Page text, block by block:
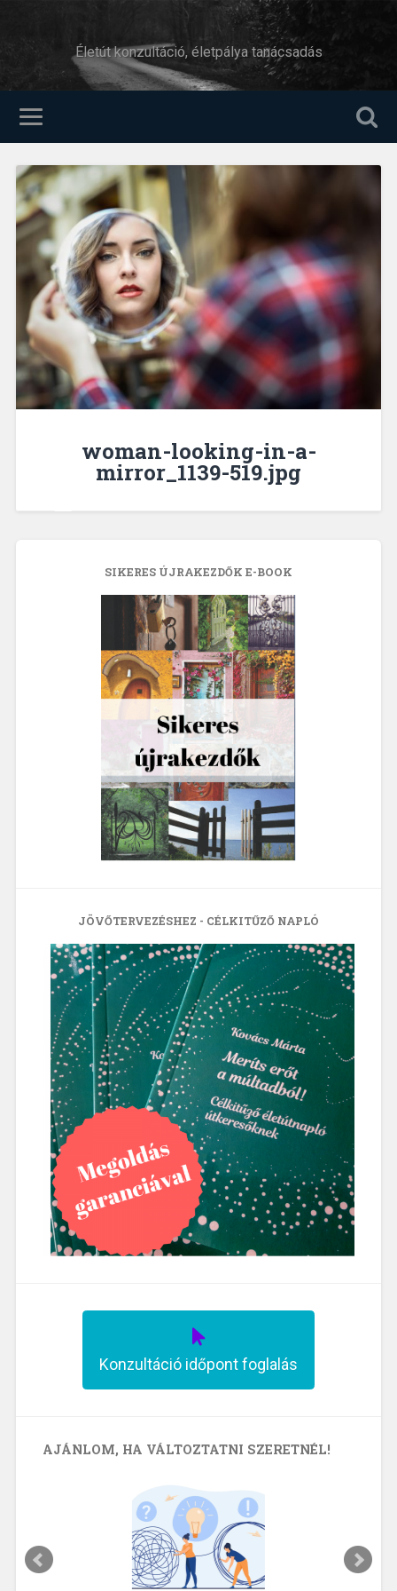
Életút konzultáció, életpálya tanácsadás
woman-looking-in-a-
mirror_1139-519.jpg
SIKERES ÚJRAKEZDŐK E-BOOK
JÖVŐTERVEZÉSHEZ - CÉLKITŰZŐ NAPLÓ
Konzultáció időpont foglalás
AJÁNLOM, HA VÁLTOZTATNI SZERETNÉL!